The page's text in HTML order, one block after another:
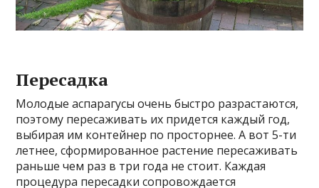
Пересадка
Молодые аспарагусы очень быстро разрастаются,
поэтому пересаживать их придется каждый год,
выбирая им контейнер по просторнее. А вот 5-ти
летнее, сформированное растение пересаживать
раньше чем раз в три года не стоит. Каждая
процедура пересадки сопровождается